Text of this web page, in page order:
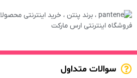
سوالات متداول